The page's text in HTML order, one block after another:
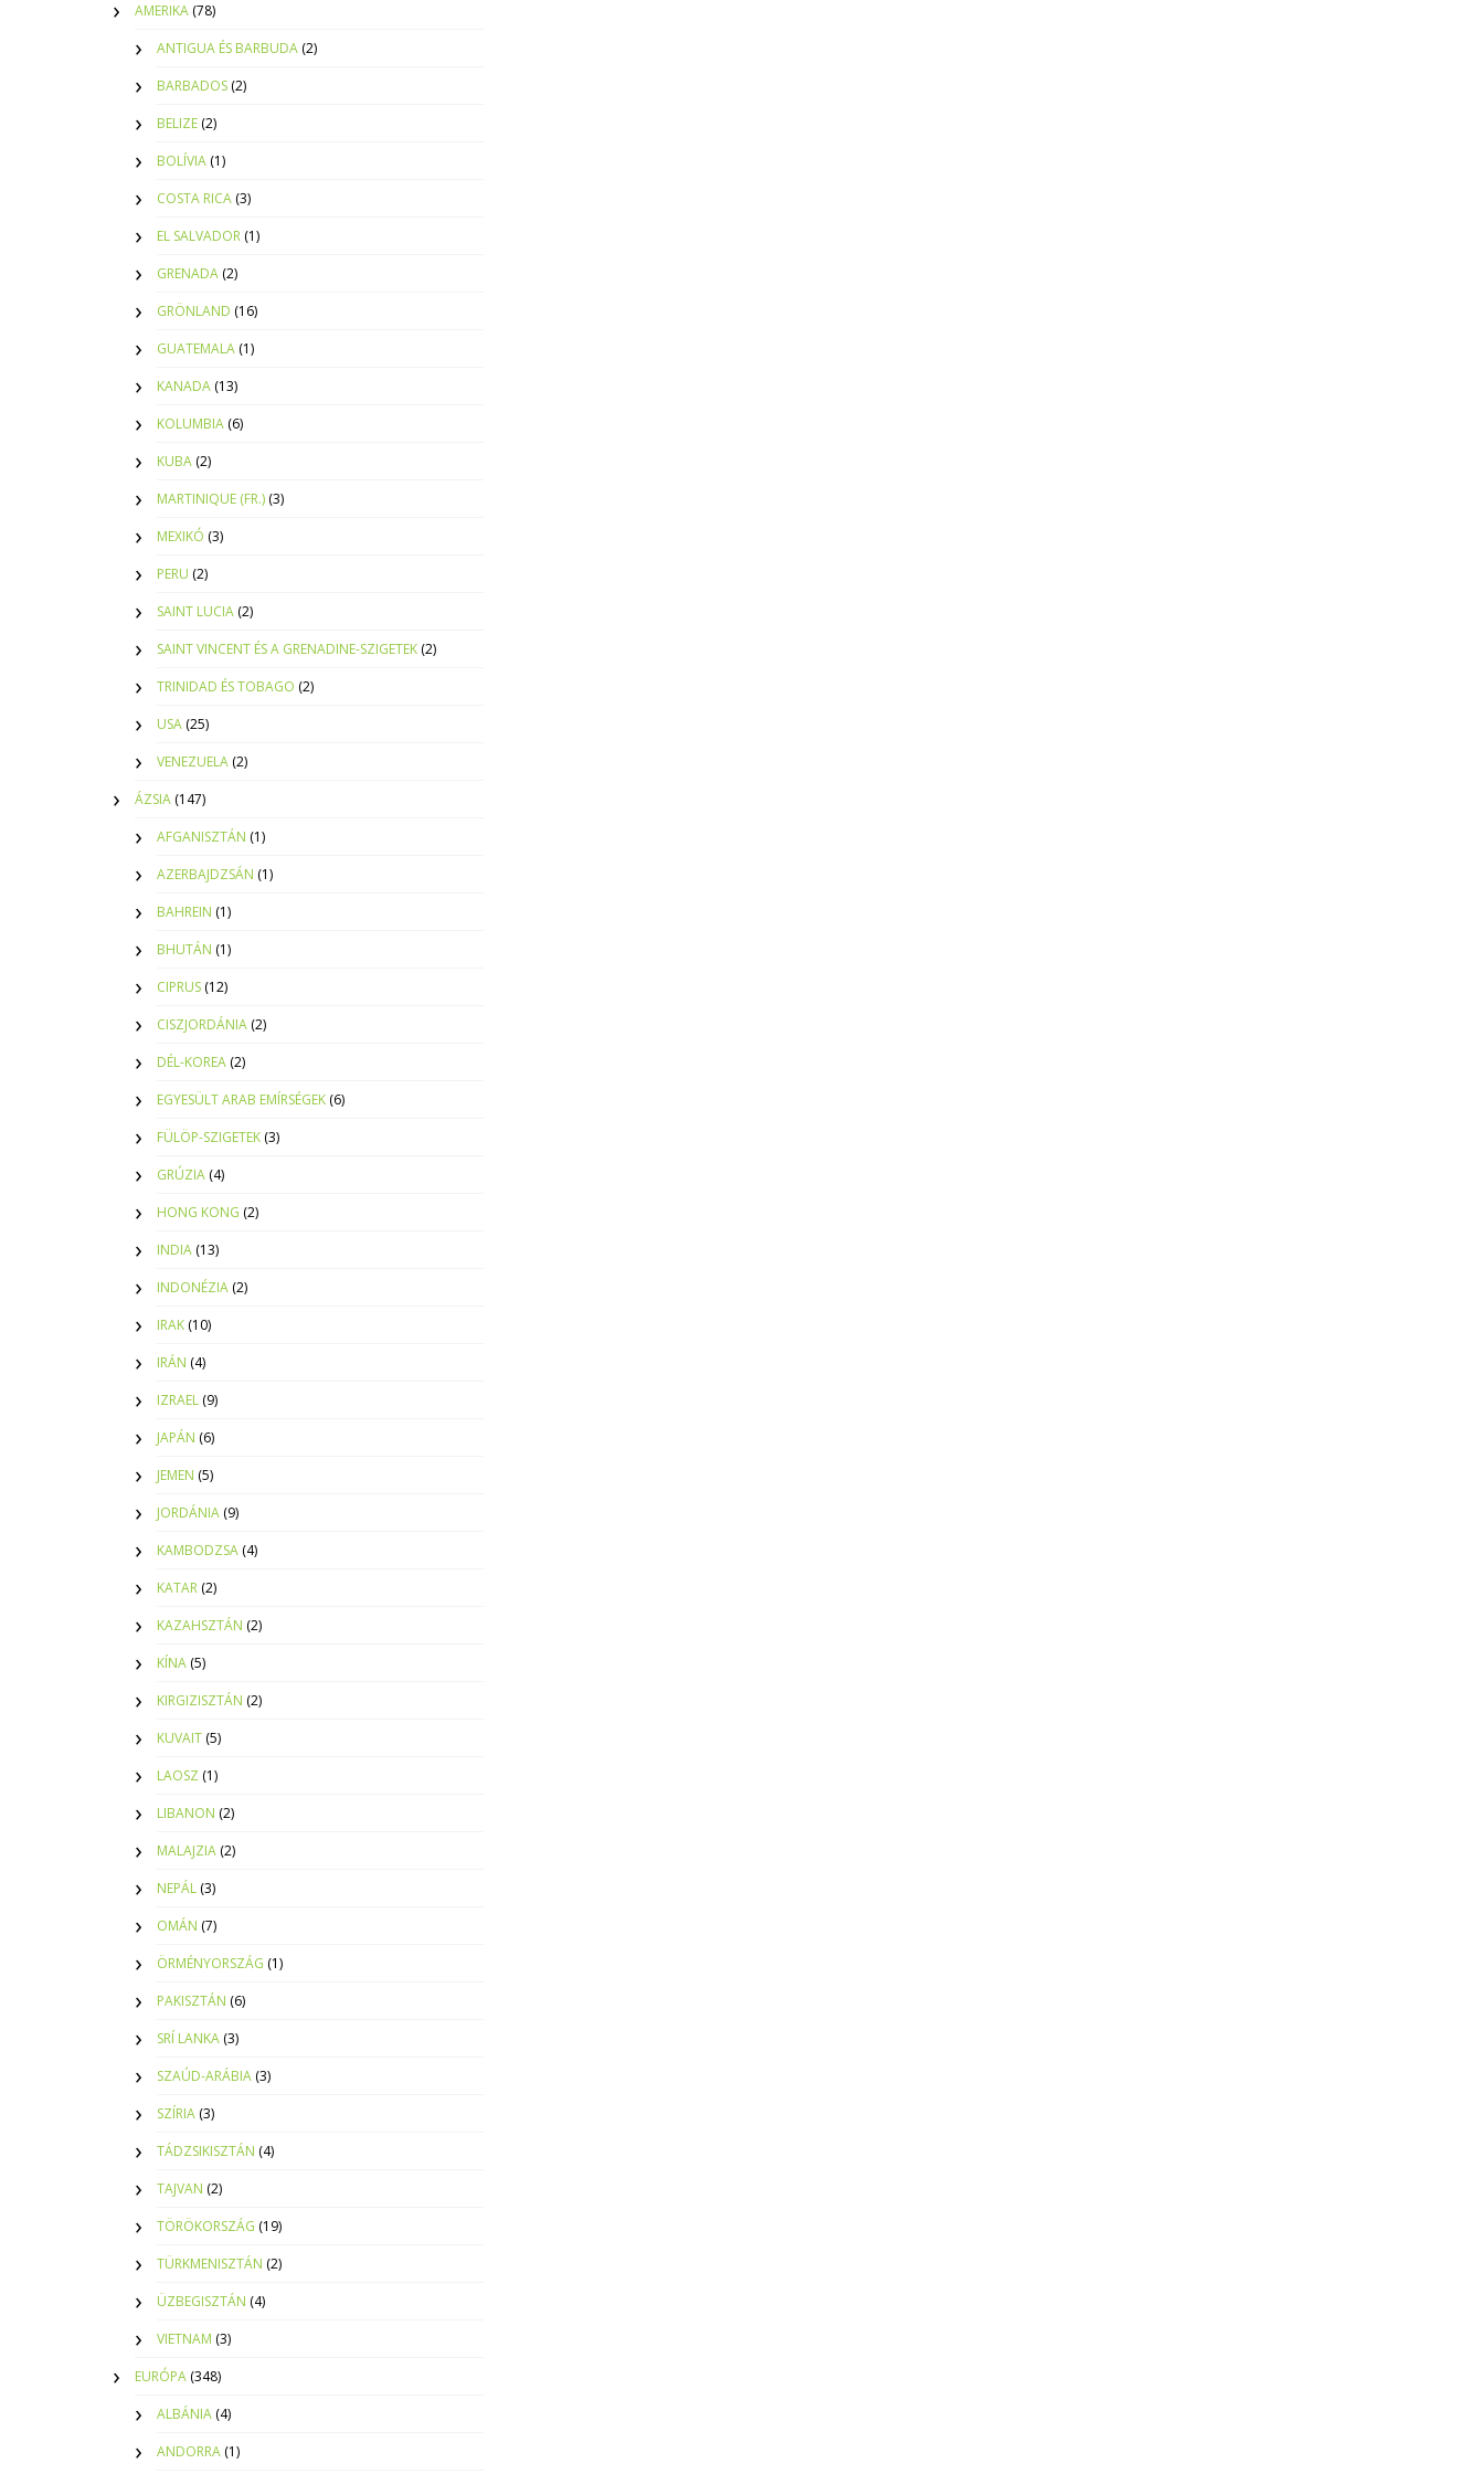
AMERIKA (78)
ANTIGUA ÉS BARBUDA (2)
BARBADOS (2)
BELIZE (2)
BOLÍVIA (1)
COSTA RICA (3)
EL SALVADOR (1)
GRENADA (2)
GRÖNLAND (16)
GUATEMALA (1)
KANADA (13)
KOLUMBIA (6)
KUBA (2)
MARTINIQUE (FR.) (3)
MEXIKÓ (3)
PERU (2)
SAINT LUCIA (2)
SAINT VINCENT ÉS A GRENADINE-SZIGETEK (2)
TRINIDAD ÉS TOBAGO (2)
USA (25)
VENEZUELA (2)
ÁZSIA (147)
AFGANISZTÁN (1)
AZERBAJDZSÁN (1)
BAHREIN (1)
BHUTÁN (1)
CIPRUS (12)
CISZJORDÁNIA (2)
DÉL-KOREA (2)
EGYESÜLT ARAB EMÍRSÉGEK (6)
FÜLÖP-SZIGETEK (3)
GRÚZIA (4)
HONG KONG (2)
INDIA (13)
INDONÉZIA (2)
IRAK (10)
IRÁN (4)
IZRAEL (9)
JAPÁN (6)
JEMEN (5)
JORDÁNIA (9)
KAMBODZSA (4)
KATAR (2)
KAZAHSZTÁN (2)
KÍNA (5)
KIRGIZISZTÁN (2)
KUVAIT (5)
LAOSZ (1)
LIBANON (2)
MALAJZIA (2)
NEPÁL (3)
OMÁN (7)
ÖRMÉNYORSZÁG (1)
PAKISZTÁN (6)
SRÍ LANKA (3)
SZAÚD-ARÁBIA (3)
SZÍRIA (3)
TÁDZSIKISZTÁN (4)
TAJVAN (2)
TÖRÖKORSZÁG (19)
TÜRKMENISZTÁN (2)
ÜZBEGISZTÁN (4)
VIETNAM (3)
EURÓPA (348)
ALBÁNIA (4)
ANDORRA (1)